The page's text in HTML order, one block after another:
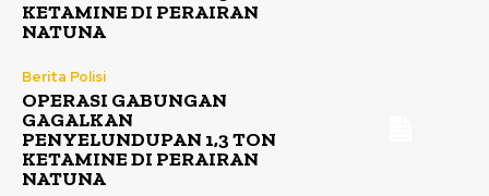
KETAMINE DI PERAIRAN
NATUNA
Berita Polisi
OPERASI GABUNGAN
GAGALKAN
PENYELUNDUPAN 1,3 TON
KETAMINE DI PERAIRAN
NATUNA